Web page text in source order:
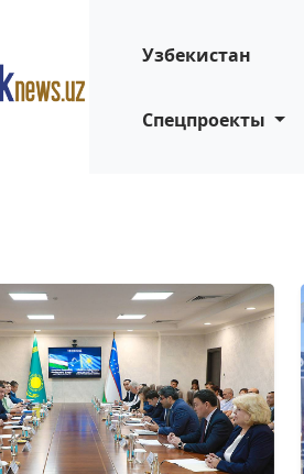
Узбекистан
Спецпроекты